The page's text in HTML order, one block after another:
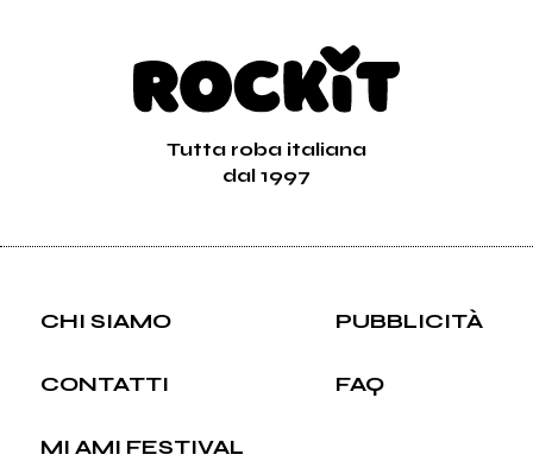
Tutta roba italiana
dal 1997
CHI SIAMO PUBBLICITÀ
CONTATTI FAQ
MI AMI FESTIVAL